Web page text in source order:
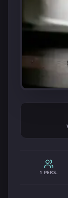
1 PERS.